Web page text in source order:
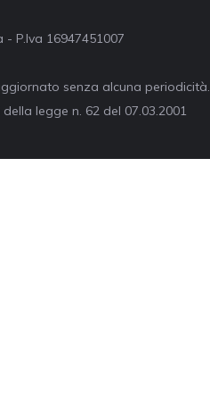
P.Iva 16947451007
senza alcuna periodicità.
legge n. 62 del 07.03.2001